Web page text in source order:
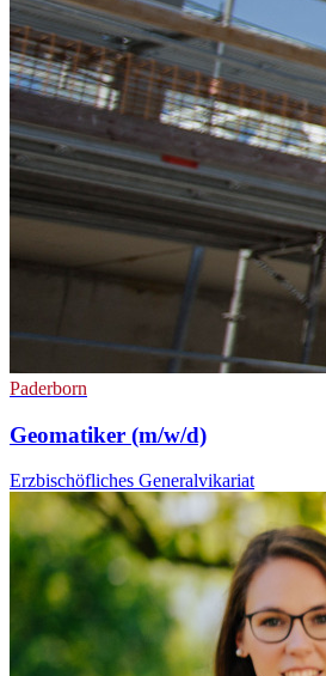
Paderborn
Geomatiker (m/w/d)
Erzbischöfliches Generalvikariat